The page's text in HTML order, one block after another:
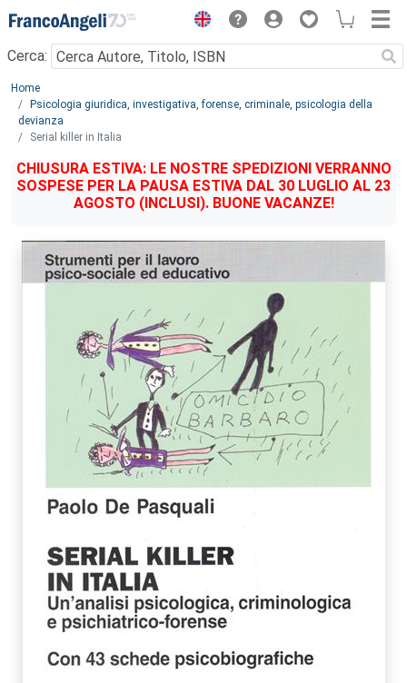
Menu
Cerca:
Main content
Home
Psicologia giuridica, investigativa, forense, criminale, psicologia della
devianza
Serial killer in Italia
CHIUSURA ESTIVA: LE NOSTRE SPEDIZIONI VERRANNO
SOSPESE PER LA PAUSA ESTIVA DAL 30 LUGLIO AL 23
AGOSTO (INCLUSI). BUONE VACANZE!